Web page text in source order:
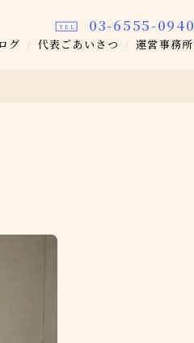
TEL 03-6555-0940
グ 代表ごあいさつ 運営事務所